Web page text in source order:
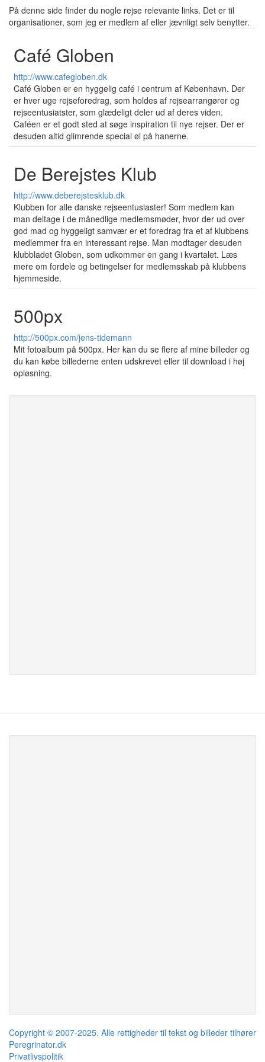
På denne side finder du nogle rejse relevante links. Det er til
organisationer, som jeg er medlem af eller jævnligt selv benytter.
Café Globen
http://www.cafegloben.dk
Café Globen er en hyggelig café i centrum af København. Der
er hver uge rejseforedrag, som holdes af rejsearrangører og
rejseentusiatster, som glædeligt deler ud af deres viden.
Caféen er et godt sted at søge inspiration til nye rejser. Der er
desuden altid glimrende special øl på hanerne.
De Berejstes Klub
http://www.deberejstesklub.dk
Klubben for alle danske rejseentusiaster! Som medlem kan
man deltage i de månedlige medlemsmøder, hvor der ud over
god mad og hyggeligt samvær er et foredrag fra et af klubbens
medlemmer fra en interessant rejse. Man modtager desuden
klubbladet Globen, som udkommer en gang i kvartalet. Læs
mere om fordele og betingelser for medlemsskab på klubbens
hjemmeside.
500px
http://500px.com/jens-tidemann
Mit fotoalbum på 500px. Her kan du se flere af mine billeder og
du kan købe billederne enten udskrevet eller til download i høj
opløsning.
Copyright © 2007-2025. Alle rettigheder til tekst og billeder tilhører
Peregrinator.dk
Privatlivspolitik